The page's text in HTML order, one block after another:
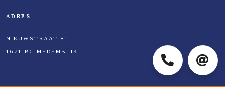
ADRES
NIEUWSTRAAT 81
1671 BC MEDEMBLIK